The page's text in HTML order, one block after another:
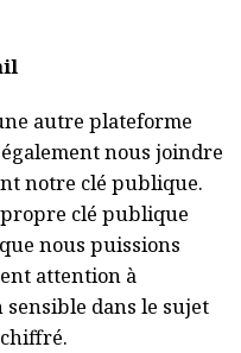
autre plateforme
nous joindre
notre clé publique.
propre clé publique
nous puissions
attention à
dans le sujet